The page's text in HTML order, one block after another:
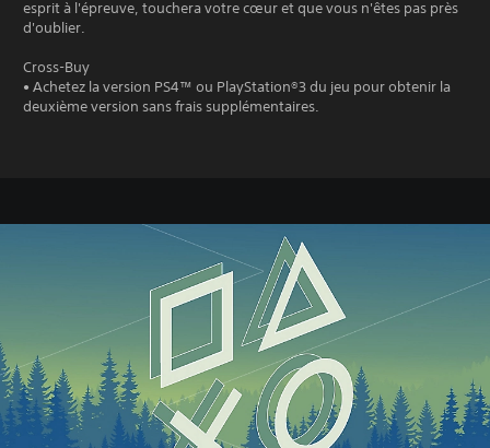
esprit à l'épreuve, touchera votre cœur et que vous n'êtes pas près
d'oublier.
Cross-Buy
• Achetez la version PS4™ ou PlayStation®3 du jeu pour obtenir la
deuxième version sans frais supplémentaires.